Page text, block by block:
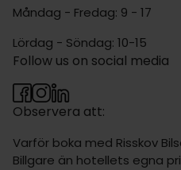
Måndag - Fredag: 9 - 17
Lördag - Söndag: 10-15
Observera att:
Varför boka med Risskov
Billgare än hotellets egna
Follow us on social media